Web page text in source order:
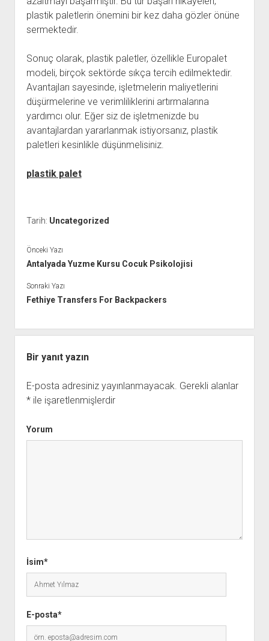
plastik paletlerin önemini bir kez daha gözler önüne
sermektedir.
Sonuç olarak, plastik paletler, özellikle Europalet
modeli, birçok sektörde sıkça tercih edilmektedir.
Avantajları sayesinde, işletmelerin maliyetlerini
düşürmelerine ve verimliliklerini artırmalarına
yardımcı olur. Eğer siz de işletmenizde bu
avantajlardan yararlanmak istiyorsanız, plastik
paletleri kesinlikle düşünmelisiniz.
plastik palet
Tarih: Uncategorized
Önceki Yazı
Antalyada Yuzme Kursu Cocuk Psikolojisi
Sonraki Yazı
Fethiye Transfers For Backpackers
Bir yanıt yazın
E-posta adresiniz yayınlanmayacak. Gerekli alanlar
*ile işaretlenmişlerdir
Yorum
İsim*
E-posta*